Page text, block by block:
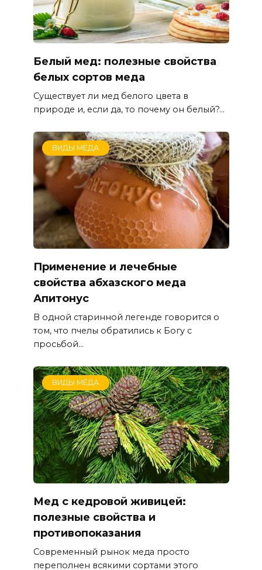
Белый мед: полезные свойства
белых сортов меда
Существует ли мед белого цвета в
природе и, если да, то почему он белый?...
ВИДЫ МЁДА
Применение и лечебные
свойства абхазского меда
Апитонус
В одной старинной легенде говорится о
том, что пчелы обратились к Богу с
просьбой...
ВИДЫ МЁДА
Мед с кедровой живицей:
полезные свойства и
противопоказания
Современный рынок меда просто
переполнен всякими сортами этого